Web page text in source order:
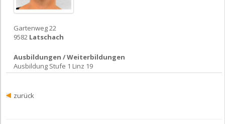
Gartenweg 22
9582 Latschach
Ausbildungen / Weiterbildungen
Ausbildung Stufe 1 Linz 19
zurück